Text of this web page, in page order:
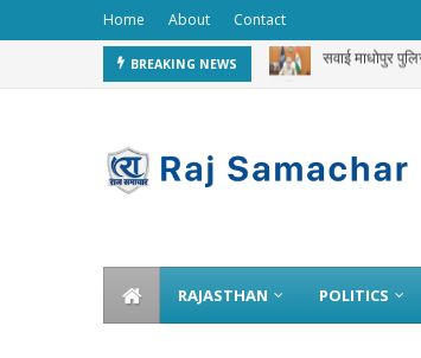
Home About Contact
BREAKING NEWS सरकारी स्कूलों के
RAJASTHAN POLITICS